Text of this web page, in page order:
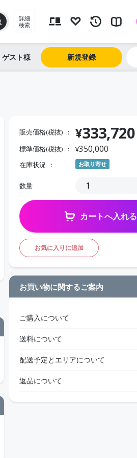
詳細
検索
ゲスト 新規登録
販売価格(税抜) ¥333,720
標準価格(税抜) ¥350,000
在庫状況 お取り寄せ
数量
カートへ入れる
お気に入りに追加
お買い物に関するご案内
ご購入について
送料について
配送予定とエリアについて
返品について